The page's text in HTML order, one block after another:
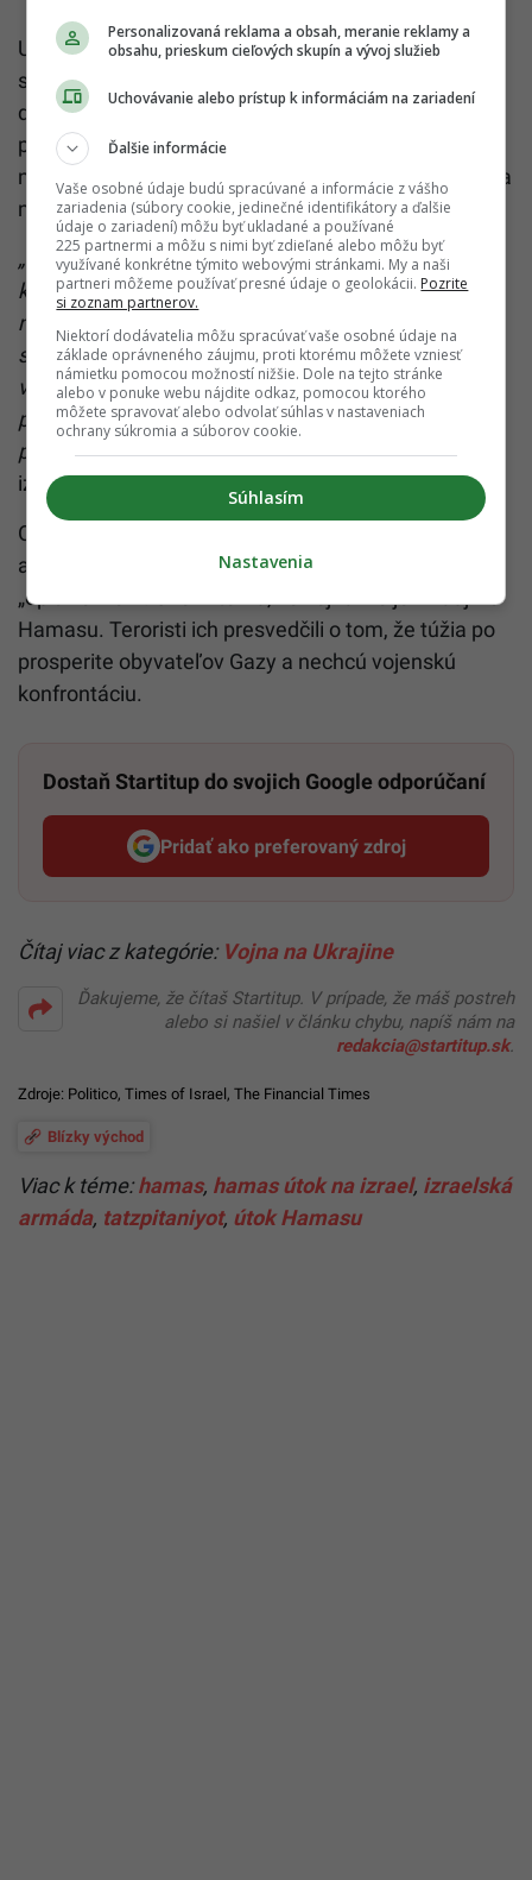
Už v minulosti sme informovali, že izraelská armáda
sa príliš začala spoliehať na svoju technologickú
dominanciu, čo využili teroristi. Tí prestali pri
plánovaní používať mobilné telefóny či počítače,
namiesto toho prešli k vysielačkám, ktoré už armáda
neodpočúva.
„Stali sme sa závislými od technológií,
kybernetických prostriedkov, veľkých dát. Ale
najlacnejšie a najjednoduchšie techniky
spravodajských služieb, ako je sledovanie
vysielačiek Hamasu alebo načúvanie našim
pozorovateľkám na hranici, to sme totálne
podcenili,“povedal denníku The Financial Times
izraelský bezpečnostný analytik Michael Milstein.
Okrem toho sa mali nechať politici
a vysokopostavení predstavitelia armády nechať
„opiť“ rožkom. Uverili tomu, že vojna nie je v záujme
Hamasu. Teroristi ich presvedčili o tom, že túžia po
prosperite obyvateľov Gazy a nechcú vojenskú
konfrontáciu.
Dostaň Startitup do svojich Google odporúčaní
Pridať ako preferovaný zdroj
Startitup, odkaz sa otvorí v
Čítaj viac z kategórie: Vojna na Ukrajine
Ďakujeme, že čítaš Startitup. V prípade, že máš postreh
alebo si našiel v článku chybu, napíš nám na
redakcia@startitup.sk.
Zdroje: Politico, Times of Israel, The Financial Times
Blízky východ
Viac k téme:hamas, hamas útok na izrael, izraelská
armáda, tatzpitaniyot, útok Hamasu
Personalizovaná reklama a obsah, meranie reklamy a
obsahu, prieskum cieľových skupín a vývoj služieb
Uchovávanie alebo prístup k informáciám na zariadení
Ďalšie informácie
Vaše osobné údaje budú spracúvané a informácie z vášho
zariadenia (súbory cookie, jedinečné identifikátory a ďalšie
údaje o zariadení) môžu byť ukladané a používané
225 partnermi a môžu s nimi byť zdieľané alebo môžu byť
využívané konkrétne týmito webovými stránkami. My a naši
partneri môžeme používať presné údaje o geolokácii. Pozrite
si zoznam partnerov.
Niektorí dodávatelia môžu spracúvať vaše osobné údaje na
základe oprávneného záujmu, proti ktorému môžete vzniesť
námietku pomocou možností nižšie. Dole na tejto stránke
alebo v ponuke webu nájdite odkaz, pomocou ktorého
môžete spravovať alebo odvolať súhlas v nastaveniach
ochrany súkromia a súborov cookie.
Súhlasím
Nastavenia